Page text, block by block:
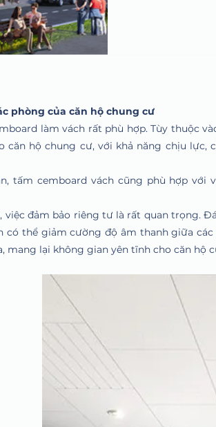
phòng của căn hộ chung cư
làm vách rất phù hợp. Tùy thuộc
hộ chung cư, với khả năng chịu lực,
tấm cemboard vách cũng phù hợp với
việc đảm bảo riêng tư là rất quan trọng.
có thể giảm cường độ âm thanh giữa
mang lại không gian yên tĩnh cho căn hộ